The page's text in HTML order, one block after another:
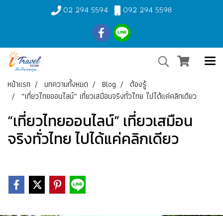
02 294 5594 092 294 5598
หน้าแรก บทความทั้งหมด Blog
ต้องรู้
“เที่ยวไทยออนไลน์” เที่ยวเสมือนจริงทั่วไทย ไปได้แค่คลิกเดียว
“เที่ยวไทยออนไลน์” เที่ยวเสมือน
จริงทั่วไทย ไปได้แค่คลิกเดียว